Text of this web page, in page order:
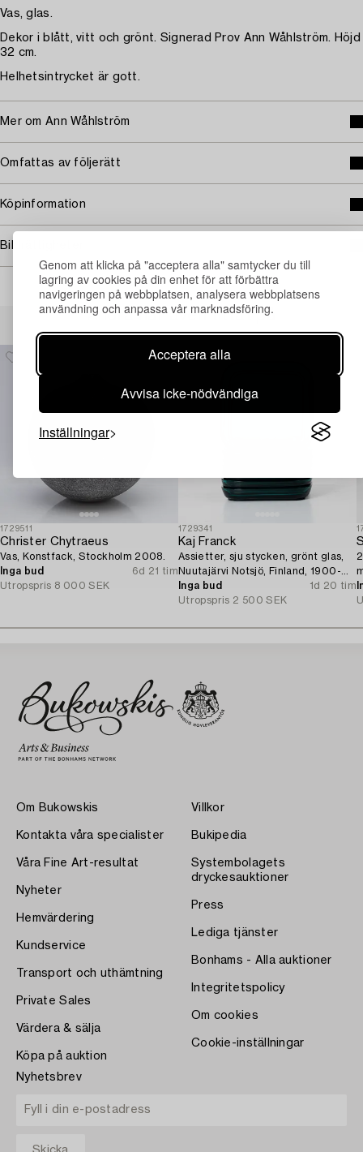
Genom att klicka på "acceptera alla" samtycker du till
lagring av cookies på din enhet för att förbättra
navigeringen på webbplatsen, analysera webbplatsens
användning och anpassa vår marknadsföring.
Acceptera alla
Avvisa icke-nödvändiga
Inställningar
Vas, glas.
Dekor i blått, vitt och grönt. Signerad Prov Ann Wåhlström. Höjd
32 cm.
Helhetsintrycket är gott.
Mer om Ann Wåhlström
Omfattas av följerätt
Köpinformation
Bildrättigheter
Andra har även tittat på
1729511
Christer Chytraeus
Vas, Konstfack, Stockholm 2008.
Inga bud
6d 21 tim
Utropspris 8 000 SEK
1729341
Kaj Franck
Assietter, sju stycken, grönt glas,
Nuutajärvi Notsjö, Finland, 1900-
tal.
Inga bud
1d 20 tim
Utropspris 2 500 SEK
Om Bukowskis
Kontakta våra specialister
Våra Fine Art-resultat
Nyheter
Hemvärdering
Kundservice
Transport och uthämtning
Private Sales
Värdera & sälja
Köpa på auktion
Villkor
Bukipedia
Systembolagets
dryckesauktioner
Press
Lediga tjänster
Bonhams - Alla auktioner
Integritetspolicy
Om cookies
Cookie-inställningar
Nyhetsbrev